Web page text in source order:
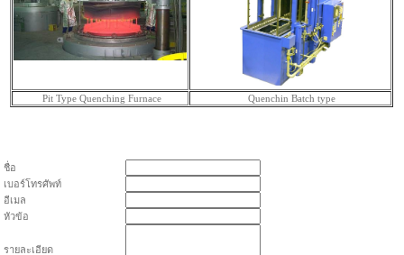
Pit Type Quenching Furnace Quenchin Batch type
ชื่อ
เบอร์โทรศัพท์
อีเมล
หัวข้อ
รายละเอียด